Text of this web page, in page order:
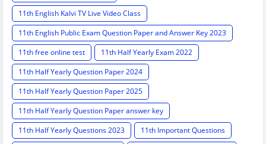
11th English Kalvi TV Live Video Class
11th English Public Exam Question Paper and Answer Key 2023
11th free online test
11th Half Yearly Exam 2022
11th Half Yearly Question Paper 2024
11th Half Yearly Question Paper 2025
11th Half Yearly Question Paper answer key
11th Half Yearly Questions 2023
11th Important Questions